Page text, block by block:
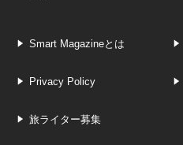
Smart Magazineとは
Privacy Policy
旅ライター募集